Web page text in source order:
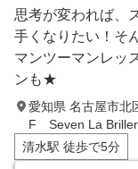
思考が変われば、
手くなりたい！そ
マンツーマンレッ
ンも★
愛知県 名古屋市
F Seven La
清水駅 徒歩で5分